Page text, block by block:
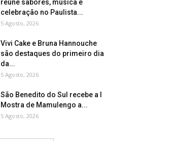
reúne sabores, música e
celebração no Paulista...
5 Agosto, 2026
Vivi Cake e Bruna Hannouche
são destaques do primeiro dia
da...
5 Agosto, 2026
São Benedito do Sul recebe a I
Mostra de Mamulengo a...
5 Agosto, 2026